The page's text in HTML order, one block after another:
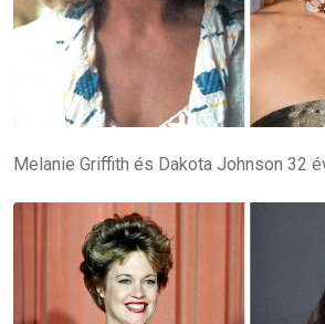
Melanie Griffith és Dakota Johnson 32